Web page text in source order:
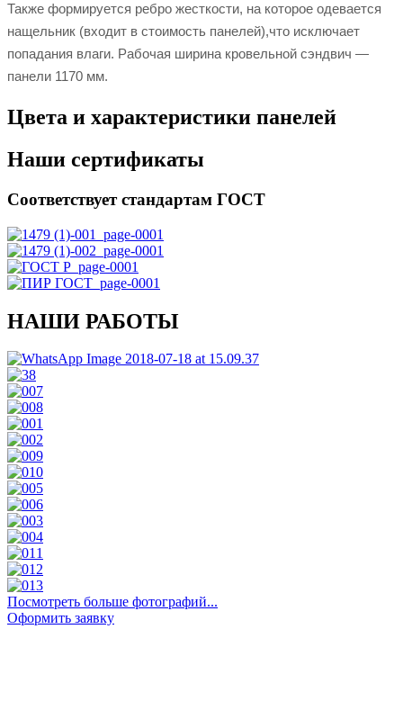
Также формируется ребро жесткости, на которое одевается
нащельник (входит в стоимость панелей),что исключает
попадания влаги. Рабочая ширина кровельной сэндвич —
панели 1170 мм.
Цвета и характеристики панелей
Наши сертификаты
Соответствует стандартам ГОСТ
НАШИ РАБОТЫ
Посмотреть больше фотографий...
Оформить заявку